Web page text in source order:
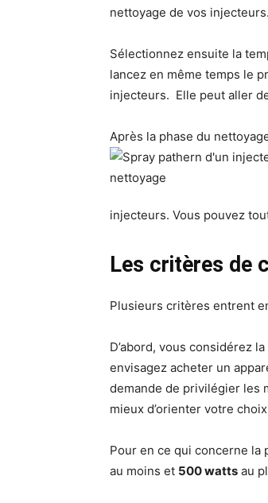
nettoyage de vos injecteurs.
Sélectionnez ensuite la
lancez en même temps le
injecteurs. Elle peut aller
Après la phase du
injecteurs. Vous pouvez
Les critères de
Plusieurs critères entrent
D’abord, vous considérez
envisagez acheter un
demande de privilégier les
mieux d’orienter votre
Pour en ce qui concerne la
au moins et 500 watts au